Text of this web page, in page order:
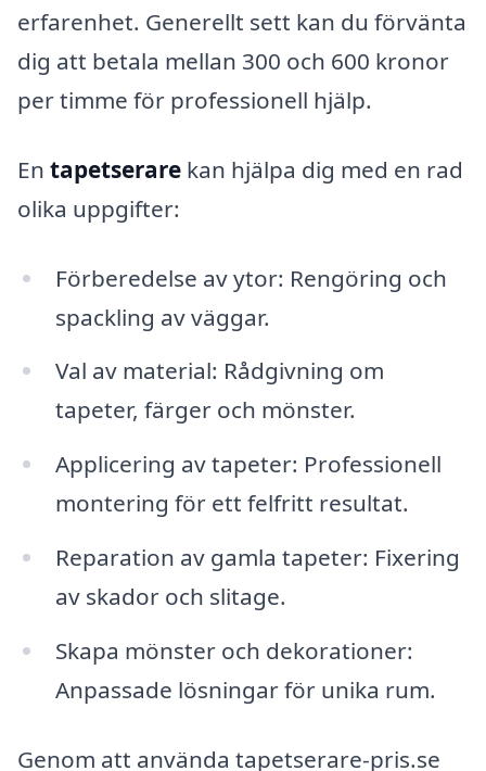
erfarenhet. Generellt sett kan du förvänta
dig att betala mellan 300 och 600 kronor
per timme för professionell hjälp.
En tapetserare kan hjälpa dig med en rad
olika uppgifter:
Förberedelse av ytor: Rengöring och
spackling av väggar.
Val av material: Rådgivning om
tapeter, färger och mönster.
Applicering av tapeter: Professionell
montering för ett felfritt resultat.
Reparation av gamla tapeter: Fixering
av skador och slitage.
Skapa mönster och dekorationer:
Anpassade lösningar för unika rum.
Genom att använda tapetserare-pris.se